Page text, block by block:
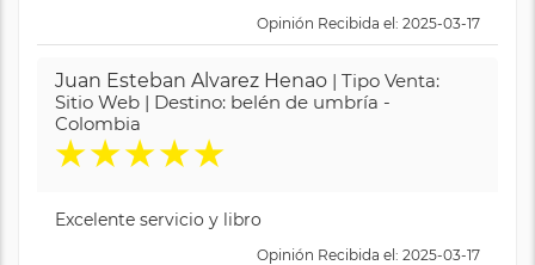
Opinión Recibida el: 2025-03-17
Juan Esteban Alvarez Henao | Tipo Venta:
Sitio Web | Destino: belén de umbría -
Colombia
★★★★★
Excelente servicio y libro
Opinión Recibida el: 2025-03-17